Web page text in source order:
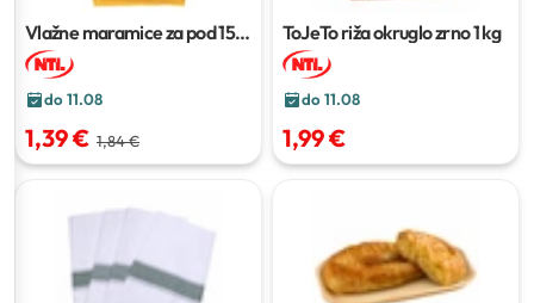
Vlažne maramice za pod15
kom
do 11.08
1,39 € 1,84 €
ToJeTo riža okruglo zrno1 kg
do 11.08
1,99 €